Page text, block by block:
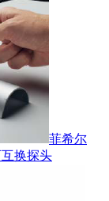
菲希尔
换探头